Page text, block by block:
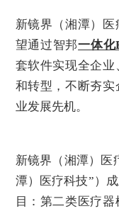
新镜界（湘潭）
望通过智邦一体化
套软件实现全企
和转型，不断夯
业发展先机。
新镜界（湘潭）医
潭）医疗科技”）
目：第二类医疗